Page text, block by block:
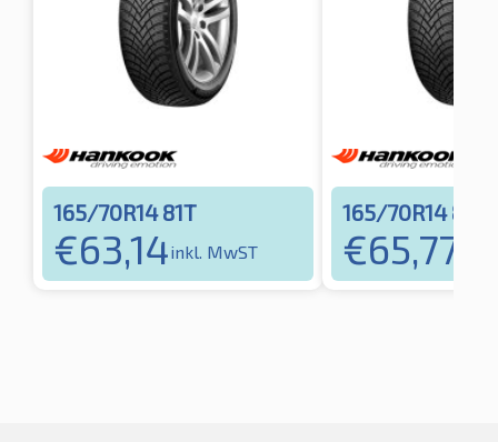
165/70R14 81T
€63,14inkl. MwST
165/70R14 85T
€65,77